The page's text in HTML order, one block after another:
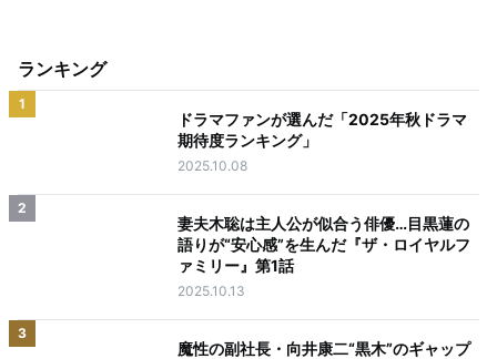
ランキング
1
ドラマファンが選んだ「2025年秋ドラマ
期待度ランキング」
2025.10.08
2
妻夫木聡は主人公が似合う俳優…目黒蓮の
語りが“安心感”を生んだ『ザ・ロイヤルフ
ァミリー』第1話
2025.10.13
3
魔性の副社長・向井康二“黒木”のギャップ